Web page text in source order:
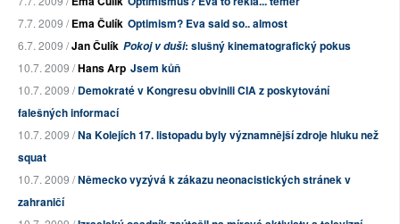
7.7. 2009 /Ema Čulík Optimism? Eva said so.. almost
6.7. 2009 /Jan Čulík Pokoj v duši: slušný kinematografický pokus
10.7. 2009 /Hans Arp Jsem kůň
10.7. 2009 /Demokraté v Kongresu obvinili CIA z poskytování
falešných informací
10.7. 2009 /Na Kolejích 17. listopadu byly významnější zdroje hluku než
squat
10.7. 2009 /Německo vyzývá k zákazu neonacistických stránek v
zahraničí